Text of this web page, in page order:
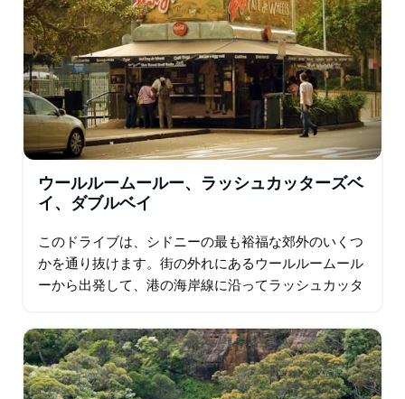
ウールルームールー、ラッシュカッターズベ
イ、ダブルベイ
このドライブは、シドニーの最も裕福な郊外のいくつ
かを通り抜けます。街の外れにあるウールルームール
ーから出発して、港の海岸線に沿ってラッシュカッタ
ダーリングポイントに向かいます。さらに…